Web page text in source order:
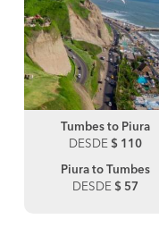
Tumbes to Piura
DESDE $ 110
Piura to Tumbes
DESDE $ 57